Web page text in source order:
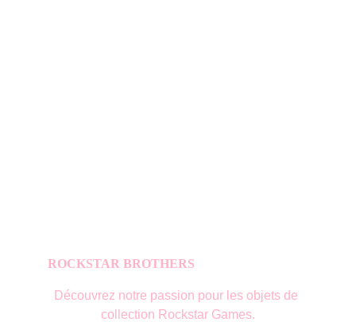
ROCKSTAR BROTHERS
Découvrez notre passion pour les objets de
collection Rockstar Games.